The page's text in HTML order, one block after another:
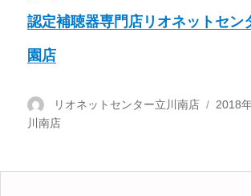
認定補聴器専門店リオネットセン
園店
投
稿
リオネットセンター立川南店
投
2018
川南店